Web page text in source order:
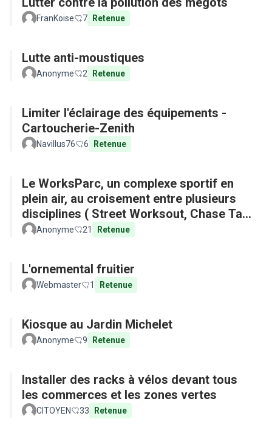
FranKoise 7 Retenue
Lutte anti-moustiques
Anonyme 2 Retenue
Limiter l'éclairage des équipements -
Cartoucherie-Zenith
Navillus76 6 Retenue
Le WorksParc, un complexe sportif en
plein air, au croisement entre plusieurs
disciplines ( Street Worksout, Chase Tag,
Parkour)
Anonyme 21 Retenue
L'ornemental fruitier
Webmaster 1 Retenue
Kiosque au Jardin Michelet
Anonyme 9 Retenue
Installer des racks à vélos devant tous
les commerces et les zones vertes
CITOYEN 33 Retenue